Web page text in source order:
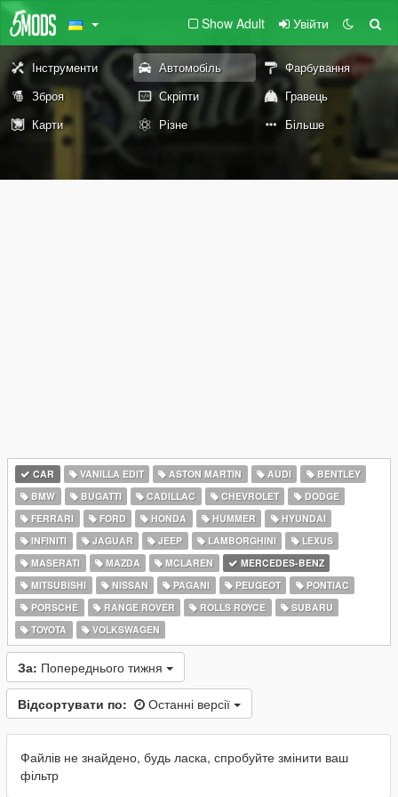
Show Adult Увійти
Інструменти Автомобіль
Фарбування
Зброя
Скріпти
Гравець
Карти
Різне Більше
CAR VANILLA EDIT ASTON MARTIN AUDI
BENTLEY
BMW
BUGATTI CADILLAC CHEVROLET
DODGE
FERRARI
FORD HONDA HUMMER
HYUNDAI
INFINITI
JAGUAR JEEP LAMBORGHINI
LEXUS
MASERATI
MAZDA MCLAREN
MERCEDES-BENZ
MITSUBISHI
NISSAN PAGANI PEUGEOT
PONTIAC
PORSCHE
RANGE ROVER ROLLS ROYCE
SUBARU
TOYOTA
VOLKSWAGEN
За: Попереднього тижня
Відсортувати по: Останні версії
Файлів не знайдено, будь ласка, спробуйте змінити ваш
фільтр